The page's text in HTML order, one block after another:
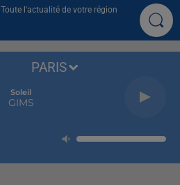
Toute l'actualité de votre région
Soleil
GIMS
PARIS